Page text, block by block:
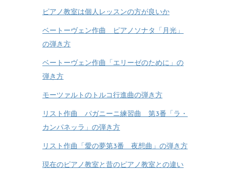
ピアノ教室は個人レッスンの方が良いか
ベートーヴェン作曲 ピアノソナタ「月光」
の弾き方
ベートーヴェン作曲「エリーゼのために」の
弾き方
モーツァルトのトルコ行進曲の弾き方
リスト作曲 パガニーニ練習曲 第3番「ラ・
カンパネッラ」の弾き方
リスト作曲「愛の夢第3番 夜想曲」の弾き方
現在のピアノ教室と昔のピアノ教室との違い